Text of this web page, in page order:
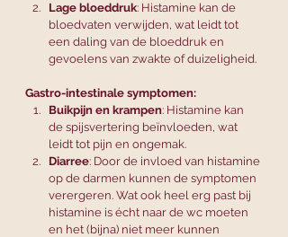
Lage bloeddruk: Histamine kan de
bloedvaten verwijden, wat leidt tot
een daling van de bloeddruk en
gevoelens van zwakte of duizeligheid.
Gastro-intestinale symptomen:
Buikpijn en krampen: Histamine kan
de spijsvertering beïnvloeden, wat
leidt tot pijn en ongemak.
Diarree: Door de invloed van histamine
op de darmen kunnen de symptomen
verergeren. Wat ook heel erg past bij
histamine is écht naar de wc moeten
en het (bijna) niet meer kunnen